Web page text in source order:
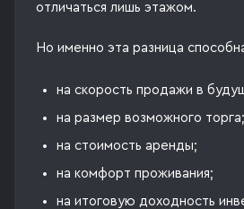
отличаться лишь этажом.
Но именно эта разница
на скорость продажи в
на размер возможного торга;
на стоимость аренды;
на комфорт проживания;
на итоговую доходность